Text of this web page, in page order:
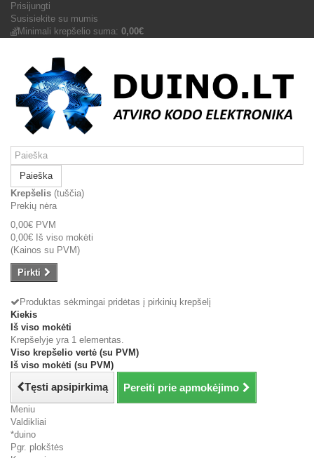
Prisijungti
Susisiekite su mumis
Minimali krepšelio suma: 0,00€
Paieška
Krepšelis (tuščia)
Prekių nėra
0,00€ PVM
0,00€ Iš viso mokėti
(Kainos su PVM)
Pirkti
Produktas sėkmingai pridėtas į pirkinių krepšelį
Kiekis
Iš viso mokėti
Krepšelyje yra 1 elementas.
Viso krepšelio vertė (su PVM)
Iš viso mokėti (su PVM)
Tęsti apsipirkimą Pereiti prie apmokėjimo
Meniu
Valdikliai
*duino
Pgr. plokštės